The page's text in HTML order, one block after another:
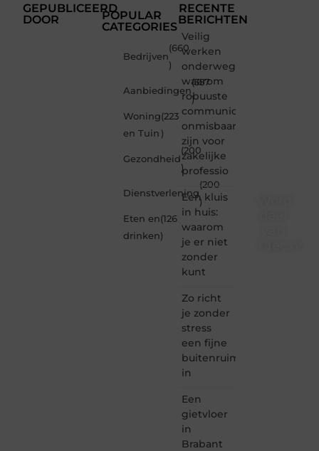
GEPUBLICEERD
DOOR
POPULAR
CATEGORIES
Bedrijven
(660
)
Aanbiedingen
(357
)
Woning
en Tuin
(223
)
Gezondheid
(200
)
Dienstverlening
(200
)
Eten en
drinken
(126
)
RECENTE
BERICHTEN
Veilig
werken
onderweg:
waarom
robuuste
communicatiemiddelen
onmisbaar
zijn voor
zakelijke
professio
Een kluis
in huis:
waarom
je er niet
zonder
kunt
Zo richt
je zonder
stress
een fijne
buitenruimte
in
Een
gietvloer
in
Brabant